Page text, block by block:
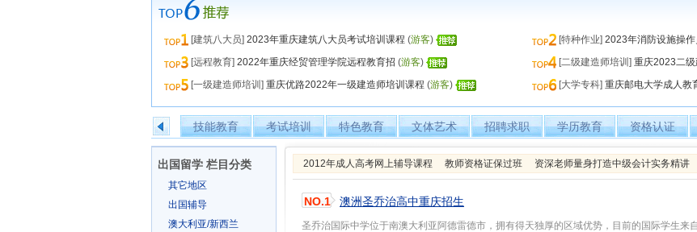
[建筑八大员] 2023年重庆建筑八大员考试培训课程 (游客) [特种作业] 2023年消防设施操
[远程教育] 2022年重庆经贸管理学院远程教育招 (游客) [二级建造师培训] 重庆2023二
[一级建造师培训] 重庆优路2022年一级建造师培训课程 (游客) [大学专科] 重庆邮电大学成人教
技能教育 考试培训 特色教育 文体艺术 招聘求职 学历教育 资格认证
出国留学 栏目分类
其它地区
出国辅导
澳大利亚/新西兰
2012年成人高考网上辅导课程 教师资格证保过班 资深老师量身打造中级会计实务精讲
NO.1 澳洲圣乔治高中重庆招生
圣乔治国际中学位于南澳大利亚阿德雷德市，拥有得天独厚的区域优势，目前的国际学生来自